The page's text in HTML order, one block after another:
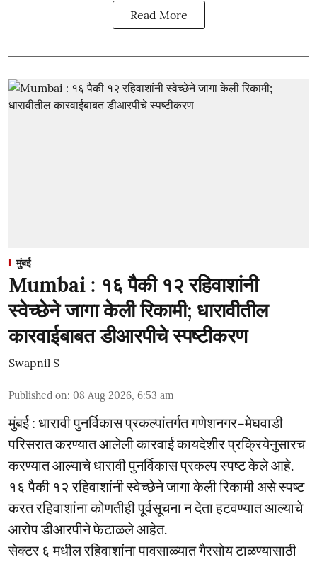
Read More
मुंबई
Mumbai : १६ पैकी १२ रहिवाशांनी
स्वेच्छेने जागा केली रिकामी; धारावीतील
कारवाईबाबत डीआरपीचे स्पष्टीकरण
Swapnil S
Published on: 08 Aug 2026, 6:53 am
मुंबई : धारावी पुनर्विकास प्रकल्पांतर्गत गणेशनगर–मेघवाडी
परिसरात करण्यात आलेली कारवाई कायदेशीर प्रक्रियेनुसारच
करण्यात आल्याचे धारावी पुनर्विकास प्रकल्प स्पष्ट केले आहे.
१६ पैकी १२ रहिवाशांनी स्वेच्छेने जागा केली रिकामी असे स्पष्ट
करत रहिवाशांना कोणतीही पूर्वसूचना न देता हटवण्यात आल्याचे
आरोप डीआरपीने फेटाळले आहेत.
सेक्टर ६ मधील रहिवाशांना पावसाळ्यात गैरसोय टाळण्यासाठी